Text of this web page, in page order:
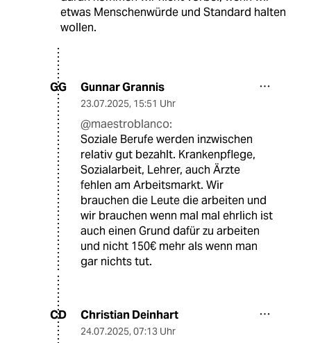
etwas Menschenwürde und Standard halten
wollen.
GG Gunnar Grannis
23.07.2025, 15:51 Uhr
@maestroblanco:
Soziale Berufe werden inzwischen
relativ gut bezahlt. Krankenpflege,
Sozialarbeit, Lehrer, auch Ärzte
fehlen am Arbeitsmarkt. Wir
brauchen die Leute die arbeiten und
wir brauchen wenn mal mal ehrlich ist
auch einen Grund dafür zu arbeiten
und nicht 150€ mehr als wenn man
gar nichts tut.
CD Christian Deinhart
24.07.2025, 07:13 Uhr